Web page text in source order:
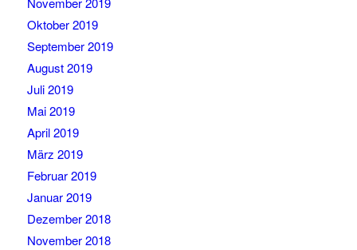
Oktober 2019
September 2019
August 2019
Juli 2019
Mai 2019
April 2019
März 2019
Februar 2019
Januar 2019
Dezember 2018
November 2018